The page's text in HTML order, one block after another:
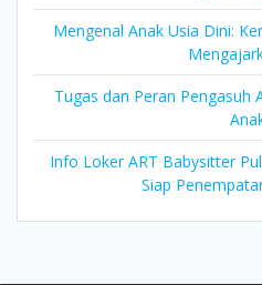
Mengenal Anak Usia Dini:
Tugas dan Peran Pengasuh
Info Loker ART Babysitter
Siap